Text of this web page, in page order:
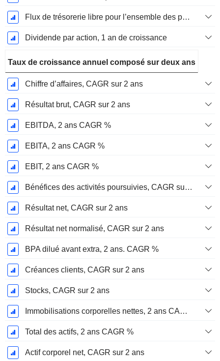
Flux de trésorerie libre pour l’ensemble des pourvoyeurs de fonds (créanciers et actionnaires) FCFF, Croissance 1 an
Dividende par action, 1 an de croissance
Taux de croissance annuel composé sur deux ans
Chiffre d’affaires, CAGR sur 2 ans
Résultat brut, CAGR sur 2 ans
EBITDA, 2 ans CAGR %
EBITA, 2 ans CAGR %
EBIT, 2 ans CAGR %
Bénéfices des activités poursuivies, CAGR sur 2 ans
Résultat net, CAGR sur 2 ans
Résultat net normalisé, CAGR sur 2 ans
BPA dilué avant extra, 2 ans. CAGR %
Créances clients, CAGR sur 2 ans
Stocks, CAGR sur 2 ans
Immobilisations corporelles nettes, 2 ans CAGR %
Total des actifs, 2 ans CAGR %
Actif corporel net, CAGR sur 2 ans